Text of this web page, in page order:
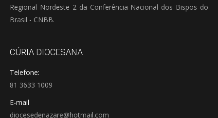
Regional Nordeste 2 da Conferência Nacional dos Bispos do
Brasil - CNBB.
CÚRIA DIOCESANA
Telefone:
81 3633 1009
E-mail
diocesedenazare@hotmail.com